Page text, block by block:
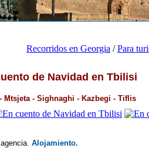
Recorridos en Georgia /Para
de Navidad en Tbilisi
Mtsjeta - Sighnaghi - Kazbegi - Tiflis
Alojamiento.